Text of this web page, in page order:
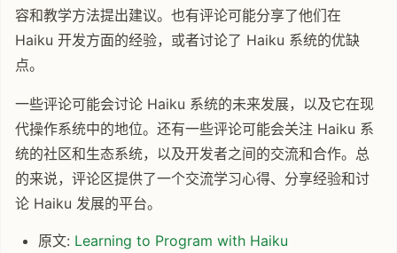
容和教学方法提出建议。也有评论可能分享了他们在
Haiku 开发方面的经验，或者讨论了 Haiku 系统的优缺
点。
一些评论可能会讨论 Haiku 系统的未来发展，以及它在现
代操作系统中的地位。还有一些评论可能会关注 Haiku 系
统的社区和生态系统，以及开发者之间的交流和合作。总
的来说，评论区提供了一个交流学习心得、分享经验和讨
论 Haiku 发展的平台。
原文: Learning to Program with Haiku